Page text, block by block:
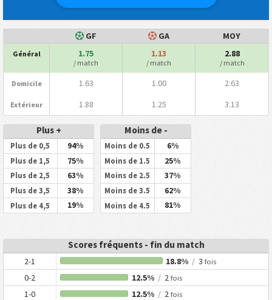
GF GA MOY
Général 1.75
/ match
1.13
/ match
2.88
/ match
Domicile 1.63 1.00 2.63
Extérieur 1.88 1.25 3.13
Plus +
Plus de 0,5 94%
Plus de 1,5 75%
Plus de 2,5 63%
Plus de 3,5 38%
Plus de 4,5 19%
Moins de -
Moins de 0.5 6%
Moins de 1.5 25%
Moins de 2.5 37%
Moins de 3.5 62%
Moins de 4.5 81%
Scores fréquents - fin du match
2-1 18.8% / 3fois
0-2 12.5% /2 fois
1-0 12.5% /2 fois